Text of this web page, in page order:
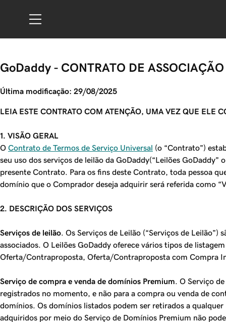
GoDaddy - CONTRATO DE
Última modificação: 29/08/2025
LEIA ESTE CONTRATO COM ATENÇÃO, UMA VEZ QUE ELE
1. VISÃO GERAL
O Contrato de Termos de Serviço Universal (o “Contrato”)
seu uso dos serviços de leilão da GoDaddy(“Leilões
presente Contrato. Para os fins deste Contrato, toda pessoa
domínio que o Comprador deseja adquirir será referida como
2. DESCRIÇÃO DOS SERVIÇOS
Serviços de leilão . Os Serviços de Leilão (“Serviços de
associados. O Leilões GoDaddy oferece vários tipos de
Oferta/Contraproposta, Oferta/Contraproposta com Compra
Serviço de compra e venda de domínios Premium . O Serviço
registrados no momento, e não para a compra ou venda de
domínios. Os domínios listados podem ser retirados a
adquiridos por meio do Serviço de Domínios Premium não